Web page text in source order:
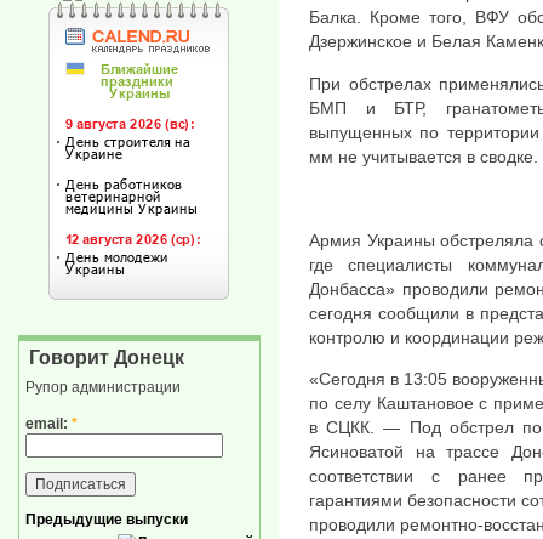
Балка. Кроме того, ВФУ
Дзержинское и Белая
При обстрелах
БМП и БТР,
выпущенных по
мм не учитывается в сводке.
Армия Украины обстреляла
где специалисты
Донбасса» проводили
сегодня сообщили в
контролю и координации
«Сегодня в 13:05
по селу Каштановое с
в СЦКК. — Под обстрел
Ясиноватой на трассе
соответствии с ранее
гарантиями безопасности
проводили ремонтно-
Говорит Донецк
Рупор администрации
email: *
Предыдущие выпуски